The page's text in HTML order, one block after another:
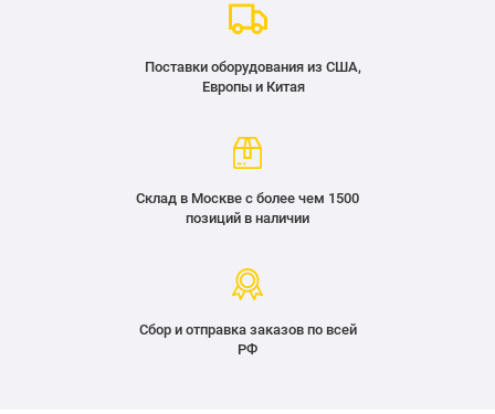
Поставки оборудования из США,
Европы и Китая
Склад в Москве с более чем 1500
позиций в наличии
Сбор и отправка заказов по всей
РФ